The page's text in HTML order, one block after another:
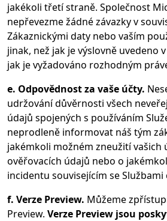
jakékoli třetí straně. Společnost
nepřevezme žádné závazky v
Zákaznickými daty nebo vaším
jinak, než jak je výslovně uvedeno
jak je vyžadováno rozhodným
e. Odpovědnost za vaše účty.
udržování důvěrnosti všech
údajů spojených s používáním
neprodleně informovat náš tým
jakémkoli možném zneužití vašich
ověřovacích údajů nebo o
incidentu souvisejícím se Službami
f. Verze Preview. Můžeme
Preview. Verze Preview jsou